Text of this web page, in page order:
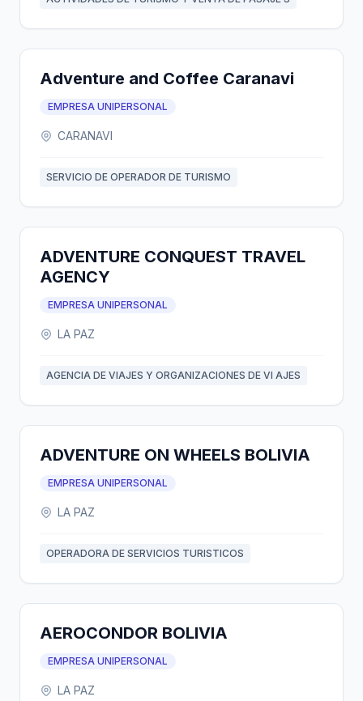
Adventure and Coffee Caranavi
EMPRESA UNIPERSONAL
CARANAVI
SERVICIO DE OPERADOR DE TURISMO
ADVENTURE CONQUEST TRAVEL
AGENCY
EMPRESA UNIPERSONAL
LA PAZ
AGENCIA DE VIAJES Y ORGANIZACIONES DE VI AJES
ADVENTURE ON WHEELS BOLIVIA
EMPRESA UNIPERSONAL
LA PAZ
OPERADORA DE SERVICIOS TURISTICOS
AEROCONDOR BOLIVIA
EMPRESA UNIPERSONAL
LA PAZ